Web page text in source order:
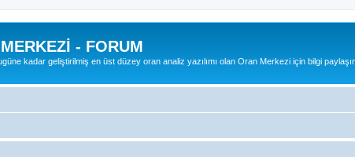
- FORUM
kadar geliştirilmiş en üst düzey oran analiz yazılımı olan Oran Merkezi için bilgi